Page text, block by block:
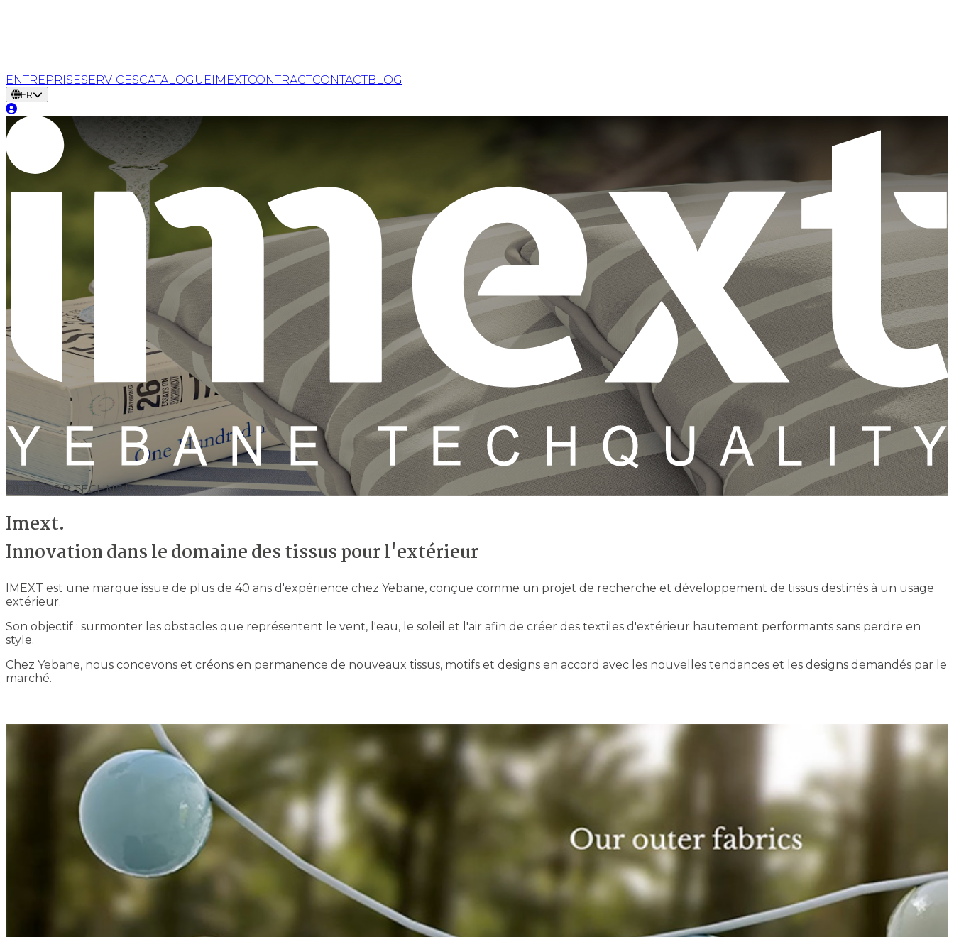
ENTREPRISESERVICESCATALOGUEIMEXTCONTRACTCONTACTBLOG
FR
OUTDOOR TECHNOLOGY
Imext.
Innovation dans le domaine des tissus pour l'extérieur
IMEXT est une marque issue de plus de 40 ans d'expérience chez Yebane, conçue comme un projet de recherche et développement de tissus destinés à un usage
extérieur.
Son objectif : surmonter les obstacles que représentent le vent, l'eau, le soleil et l'air afin de créer des textiles d'extérieur hautement performants sans perdre en
style.
Chez Yebane, nous concevons et créons en permanence de nouveaux tissus, motifs et designs en accord avec les nouvelles tendances et les designs demandés par le
marché.